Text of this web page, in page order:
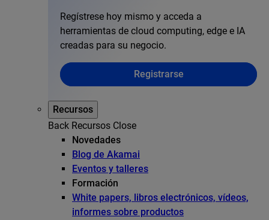
Regístrese hoy mismo y acceda a
herramientas de cloud computing, edge e IA
creadas para su negocio.
Registrarse
Recursos
Back Recursos Close
Novedades
Blog de Akamai
Eventos y talleres
Formación
White papers, libros electrónicos, vídeos,
informes sobre productos